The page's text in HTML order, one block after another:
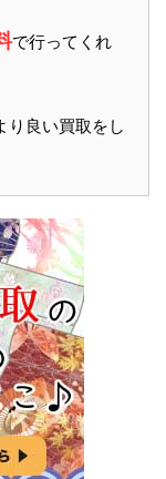
で行ってくれ
り良い買取をし